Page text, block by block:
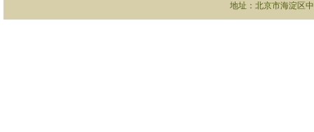
地址：北京市海淀区